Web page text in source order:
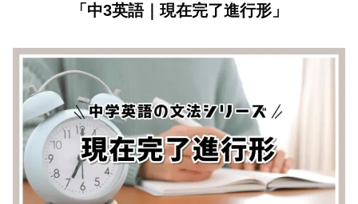
「中3英語｜現在完了進行形」